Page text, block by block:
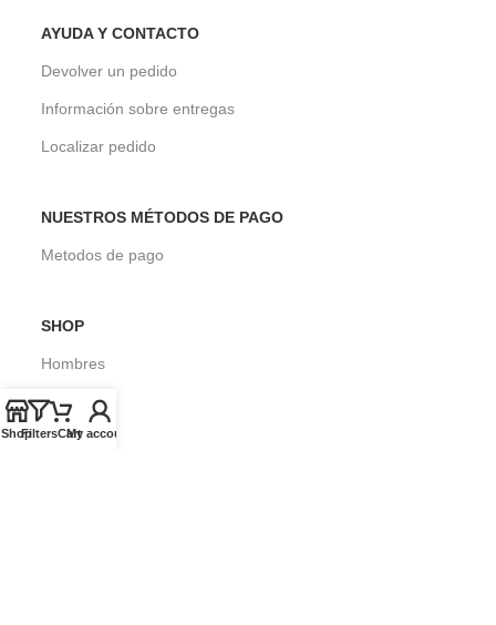
AYUDA Y CONTACTO
Devolver un pedido
Información sobre entregas
Localizar pedido
NUESTROS MÉTODOS DE PAGO
Metodos de pago
SHOP
Hombres
Mujeres
Niños
ShopFiltersCart
My account